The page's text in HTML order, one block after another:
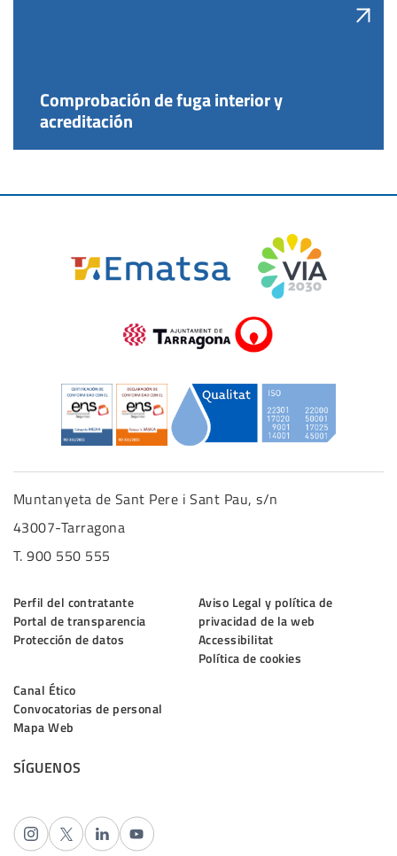
Comprobación de fuga interior y
acreditación
Muntanyeta de Sant Pere i Sant Pau, s/n
43007-Tarragona
T. 900 550 555
Perfil del contratante
Portal de transparencia
Protección de datos
Aviso Legal y política de
privacidad de la web
Accessibilitat
Política de cookies
Canal Ético
Convocatorias de personal
Mapa Web
SÍGUENOS